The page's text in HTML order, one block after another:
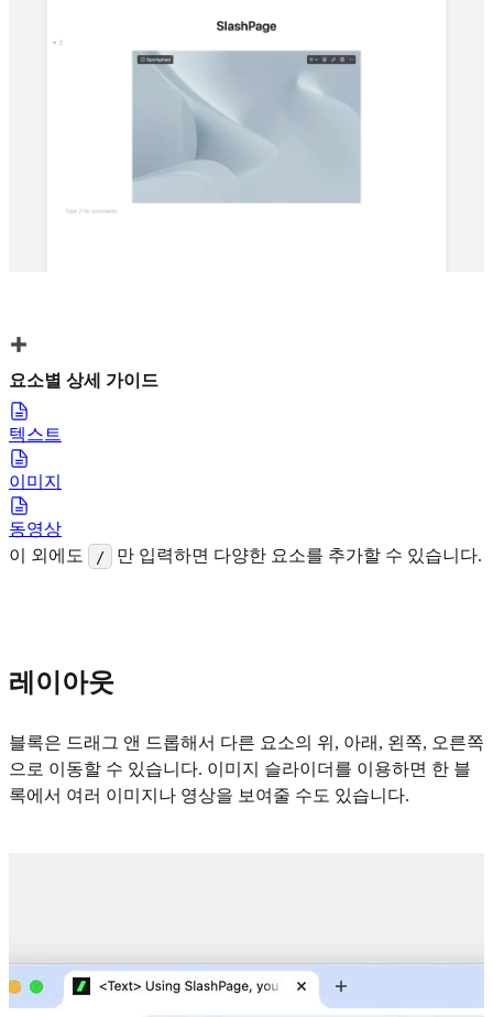
요소별 상세 가이드
텍스트
이미지
동영상
이 외에도
/ 만 입력하면 다양한 요소를 추가할 수 있습니다.
레이아웃
블록은 드래그 앤 드롭해서 다른 요소의 위, 아래, 왼쪽, 오른쪽
으로 이동할 수 있습니다. 이미지 슬라이더를 이용하면 한 블
록에서 여러 이미지나 영상을 보여줄 수도 있습니다.